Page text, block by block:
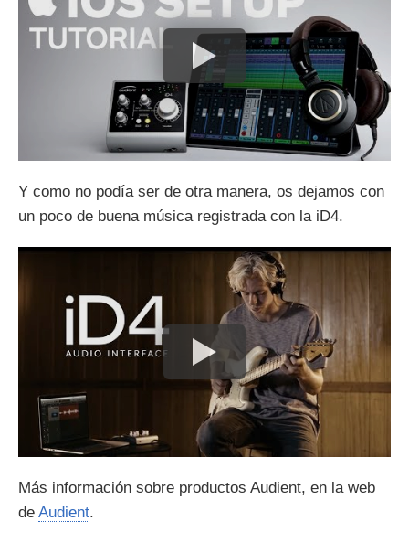
Y como no podía ser de otra manera, os dejamos con
un poco de buena música registrada con la iD4.
Más información sobre productos Audient, en la web
de Audient.